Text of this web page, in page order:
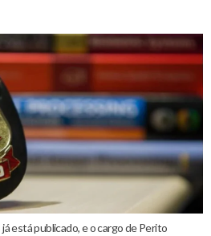
está publicado, e o cargo de Perito